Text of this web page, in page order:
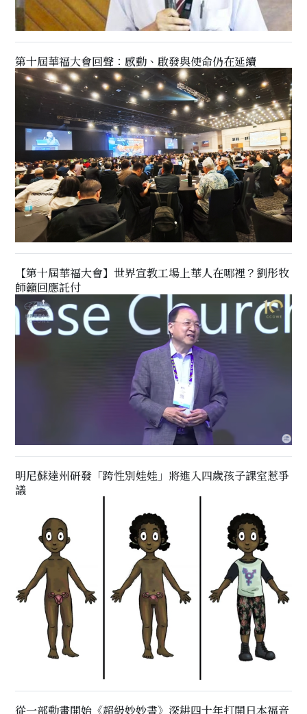
第十屆華福大會回聲：感動、啟發與使命仍在延續
【第十屆華福大會】世界宣教工場上華人在哪裡？劉彤牧
師籲回應託付
明尼蘇達州研發「跨性別娃娃」將進入四歲孩子課室惹爭
議
從一部動畫開始《超級妙妙書》深耕四十年打開日本福音